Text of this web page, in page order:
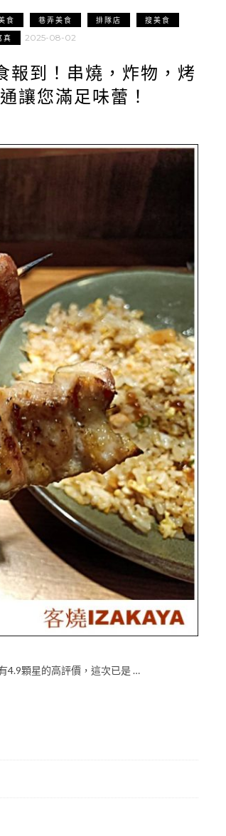
食 巷弄美食 排隊店 搜美食
真 2025-08-02
到！串燒，炸物，烤
讓您滿足味蕾！
4.9顆星的高評價，這次已是 …